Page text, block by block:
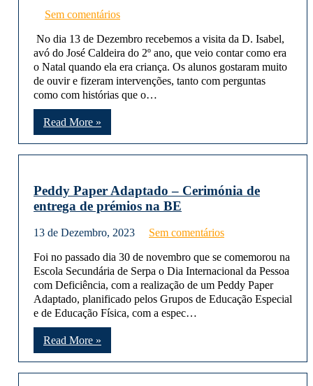
Sem comentários
No dia 13 de Dezembro recebemos a visita da D. Isabel,
avó do José Caldeira do 2º ano, que veio contar como era
o Natal quando ela era criança. Os alunos gostaram muito
de ouvir e fizeram intervenções, tanto com perguntas
como com histórias que o…
Read More »
Peddy Paper Adaptado – Cerimónia de
entrega de prémios na BE
13 de Dezembro, 2023 Sem comentários
Foi no passado dia 30 de novembro que se comemorou na
Escola Secundária de Serpa o Dia Internacional da Pessoa
com Deficiência, com a realização de um Peddy Paper
Adaptado, planificado pelos Grupos de Educação Especial
e de Educação Física, com a espec…
Read More »